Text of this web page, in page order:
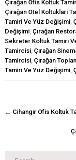
Çırağan Ofis Koltuk
Çırağan Otel Koltukları
Tamiri Ve Yüz Değişimi,
Değişimi, Çırağan
Sekreter Koltuk Tamiri
Tamircisi, Çırağan
Tamircisi, Çırağan
Tamiri Ve Yüz Değişimi,
gönderisi
← Cihangir Ofis Koltuk